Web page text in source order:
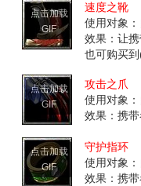
点击加载
GIF
速度之靴
使用对象
效果：让
也可购买
点击加载
GIF
攻击之爪
使用对象
效果：携
点击加载
GIF
守护指环
使用对象
效果：携